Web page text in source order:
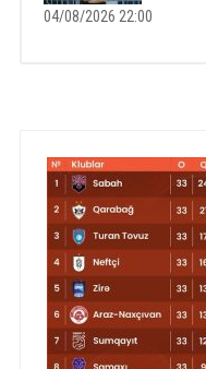
04/08/2026 22:00